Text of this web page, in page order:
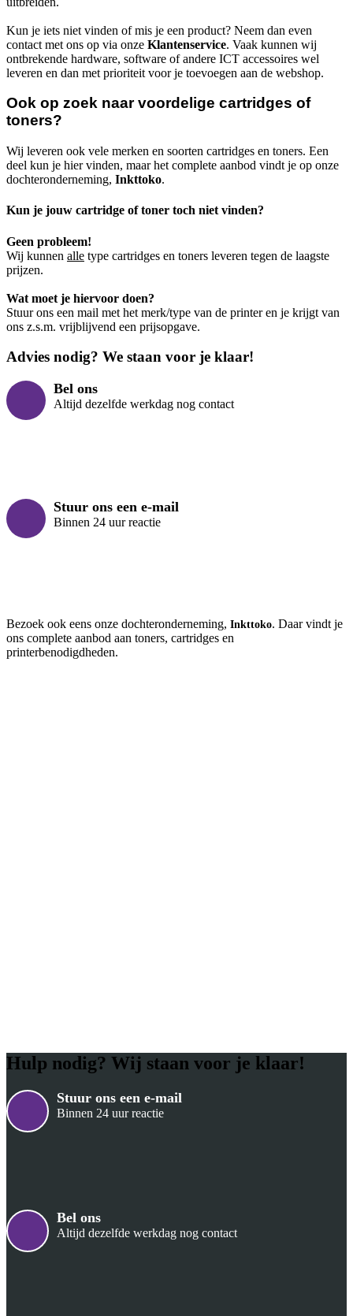
Kun je iets niet vinden of mis je een product? Neem dan even
contact met ons op via onze Klantenservice. Vaak kunnen wij
ontbrekende hardware, software of andere ICT accessoires wel
leveren en dan met prioriteit voor je toevoegen aan de webshop.
Ook op zoek naar voordelige cartridges of
toners?
Wij leveren ook vele merken en soorten cartridges en toners. Een
deel kun je hier vinden, maar het complete aanbod vindt je op onze
dochteronderneming, Inkttoko.
Kun je jouw cartridge of toner toch niet vinden?
Geen probleem!
Wij kunnen alle type cartridges en toners leveren tegen de laagste
prijzen.
Wat moet je hiervoor doen?
Stuur ons een mail met het merk/type van de printer en je krijgt van
ons z.s.m. vrijblijvend een prijsopgave.
Advies nodig? We staan voor je klaar!
Bel ons
Altijd dezelfde werkdag nog contact
Stuur ons een e-mail
Binnen 24 uur reactie
Bezoek ook eens onze dochteronderneming, Inkttoko. Daar vindt je
ons complete aanbod aan toners, cartridges en
printerbenodigdheden.
Hulp nodig? Wij staan voor je klaar!
Stuur ons een e-mail
Binnen 24 uur reactie
Bel ons
Altijd dezelfde werkdag nog contact